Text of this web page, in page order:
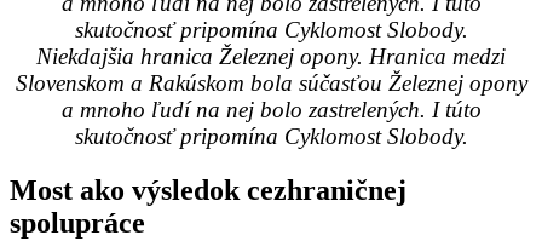
Niekdajšia hranica Železnej opony. Hranica medzi
Slovenskom a Rakúskom bola súčasťou Železnej opony
a mnoho ľudí na nej bolo zastrelených. I túto
skutočnosť pripomína Cyklomost Slobody.
Most ako výsledok cezhraničnej
spolupráce